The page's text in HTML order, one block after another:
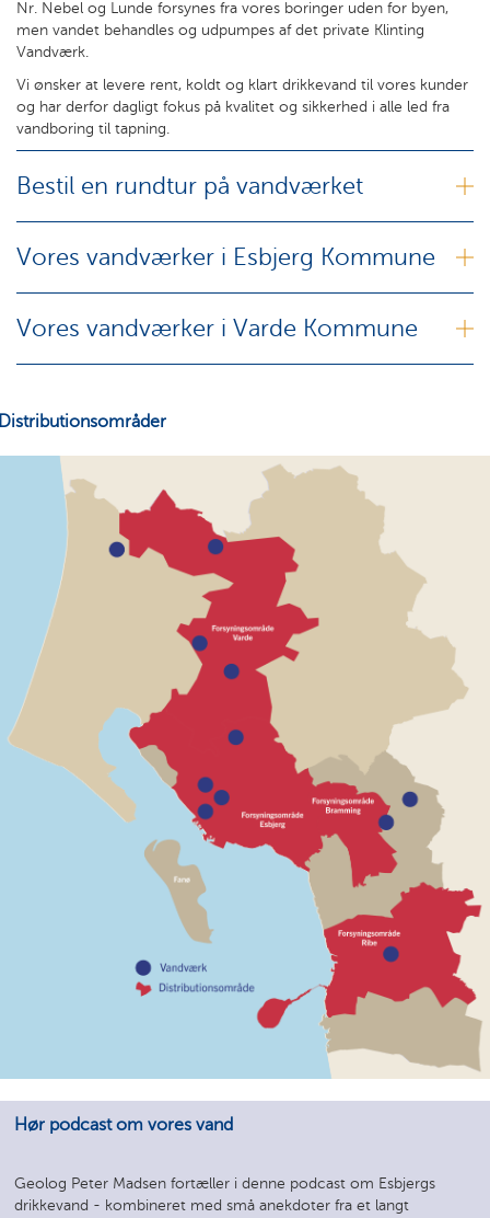
Nr. Nebel og Lunde forsynes fra vores boringer uden for byen,
men vandet behandles og udpumpes af det private Klinting
Vandværk.
Vi ønsker at levere rent, koldt og klart drikkevand til vores kunder
og har derfor dagligt fokus på kvalitet og sikkerhed i alle led fra
vandboring til tapning.
Bestil en rundtur på vandværket
Vores vandværker i Esbjerg Kommune
Vores vandværker i Varde Kommune
Hør podcast om vores vand
Geolog Peter Madsen fortæller i denne podcast om Esbjergs
drikkevand - kombineret med små anekdoter fra et langt